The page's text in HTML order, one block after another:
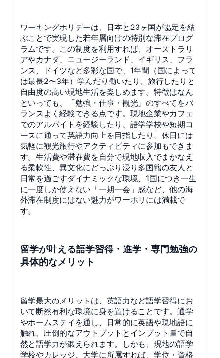
ワーキングホリデーは、日本と23ヶ国が協定を結
ぶことで実現した若年層向けの特別な滞在プログ
ラムです。この制度を利用すれば、オーストラリ
アやカナダ、ニュージーランド、イギリス、フラ
ンス、ドイツなど多彩な国で、1年間（国によって
は最長2〜3年）学んだり働いたり、旅行したりと
自由度の高い現地生活を楽しめます。特徴はなん
といっても、「勉強・仕事・観光」のすべてをバ
ランスよく経験できる点です。現地企業やカフェ
でのアルバイトを経験したり、語学学校や短期コ
ースに通って英語力向上を目指したり、休日には
気軽に観光旅行やアクティビティに参加もできま
す。生活費や滞在費を自分で現地収入でまかなえ
る柔軟性、異文化にどっぷり浸り多国籍の友人と
日常を過ごすダイナミックな環境、1国につき一生
に一度しか使えない「一期一会」感など、他の海
外滞在制度にはない魅力がワーホリには満載で
す。
留学が叶える語学習得・進学・専門勉強の
具体的なメリット
留学最大のメリットは、英語力など語学習得にお
いて断然有利な環境に身を置けることです。通学
やホームステイを通し、日常的に英語や現地語に
触れ、圧倒的なアウトプットとインプット量で自
然と語学力が鍛えられます。しかも、現地の語学
学校やカレッジ、大学に所属すれば、学位・資格